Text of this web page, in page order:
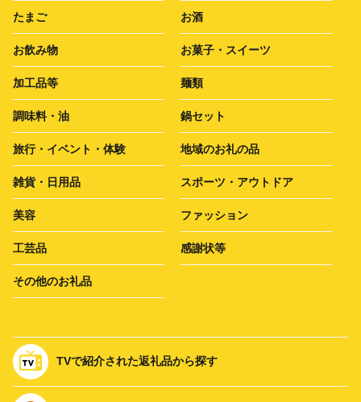
たまご お酒
お飲み物 お菓子・スイーツ
加工品等 麺類
調味料・油 鍋セット
旅行・イベント・体験 地域のお礼の品
雑貨・日用品 スポーツ・アウトドア
美容 ファッション
工芸品 感謝状等
その他のお礼品
TVで紹介された返礼品から探す